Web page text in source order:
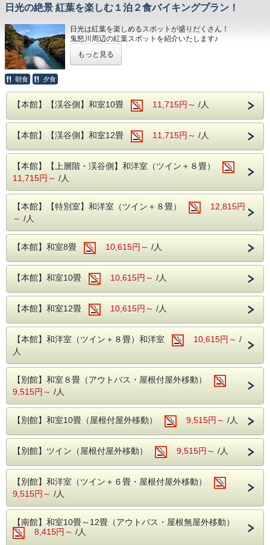
館内には、貸切風呂やカラオケ、卓球、麻雀
ご宿泊当日の13時よりフロントにて先着順で
ご予約を承りますので、旅の思い出にぜひご
利用ください。
ご夫婦の記念日や、大切な方との特別なひと
ときに。
鬼怒川の名湯とともに、ワンランク上の贅沢
な時間を過ごしてみませんか。
日光の絶景 紅葉を楽しむ１泊２食バイキングプラン！
日光は紅葉を楽しめるスポットが盛りだくさん！
鬼怒川周辺の紅葉スポットを紹介いたします♪
【鬼怒川エリア】
・龍王峡
無骨な岩肌の色と、鮮やかな紅葉の色のコントラストが楽
しめます。
・日塩もみぢライン
見頃：10月下旬～11月上旬
鬼怒川から車で約15分。
ドライブを楽しみながら、紅葉もお楽しみいただけます。
・鬼怒川ライン下り
見頃：10月下旬～11月中旬
ホテルより徒歩約5分。
11月下旬まで営業しております。
【湯西川・川俣エリア】
見頃：10月中旬～11月上旬
鬼怒川の上流にあり峡谷内にある川俣ダム正面の岸壁に架
けられた吊橋
「渡らっしゃい吊橋」からの景色は絶景です！
近くにはダム資料館もありますのでぜひお立ち寄りくださ
い♪
【日光エリア】
・華厳の滝
見頃：10月中旬～11月上旬
高さ97ⅿから落下する壮大な滝と鮮やかな紅葉のコント
ラストが楽しめます。
また、華厳の滝に行くまでのいろは坂でも紅葉をお楽しみ
いただけます！
鬼怒川から車で約35分。
壮麗な社殿と美しい紅葉が一体となり深遠な紅葉狩りがお
・霧降の滝
もっと見る
朝食 夕食
【本館】【渓谷側】和室10畳 11,715円～ /人
【本館】【渓谷側】和室12畳 11,715円～ /人
【本館】【上層階・渓谷側】和洋室（ツイン＋８畳）
11,715円～ /人
【本館】【特別室】和洋室（ツイン＋８畳）
12,815円
～ /人
【本館】和室8畳 10,615円～ /人
【本館】和室10畳 10,615円～ /人
【本館】和室12畳 10,615円～ /人
【本館】和洋室（ツイン＋８畳）和洋室 10,615円～ /
人
【別館】和室８畳（アウトバス・屋根付屋外移動）
9,515円～ /人
【別館】和室10畳（屋根付屋外移動） 9,515円～ /人
【別館】ツイン（屋根付屋外移動） 9,515円～ /人
【別館】和洋室（ツイン＋６畳・屋根付屋外移動）
9,515円～ /人
【南館】和室10畳～12畳（アウトバス・屋根無屋外移動）
8,415円～ /人